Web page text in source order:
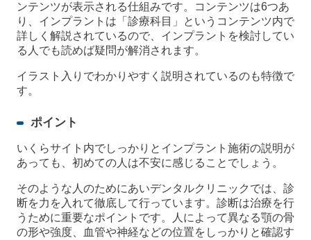
ンテンツが表示される仕組みです。コンテンツは6つあ
り、インプラントは「診療科目」というコンテンツ内で
詳しく解説されているので、インプラントを検討してい
る人でも読めば疑問が解消されます。
イラスト入りでわかりやすく説明されているのも特徴で
す。
ポイント
いくらサイト内でしっかりとインプラント施術の説明が
あっても、初めての人は不安に感じることでしょう。
そのような人のためにあいデンタルクリニックでは、診
断を力を入れて徹底して行っています。診断は治療を行
うために重要なポイントです。人によって異なる顎の骨
の形や強度、血管や神経などの位置をしっかりと確認す